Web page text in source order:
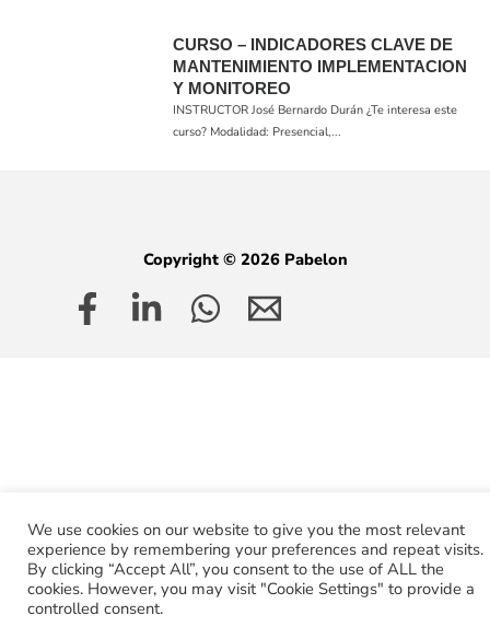
CURSO – INDICADORES CLAVE DE
MANTENIMIENTO IMPLEMENTACION
Y MONITOREO
INSTRUCTOR José Bernardo Durán ¿Te interesa este
curso? Modalidad: Presencial,...
Copyright © 2026 Pabelon
We use cookies on our website to give you the most relevant
experience by remembering your preferences and repeat visits.
By clicking “Accept All”, you consent to the use of ALL the
cookies. However, you may visit "Cookie Settings" to provide a
controlled consent.